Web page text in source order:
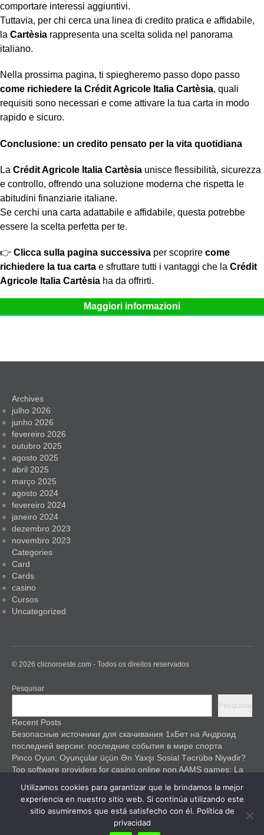
comportare interessi aggiuntivi.
Tuttavia, per chi cerca una linea di credito pratica e affidabile,
la Cartèsia rappresenta una scelta solida nel panorama
italiano.
Nella prossima pagina, ti spiegheremo passo dopo passo
come richiedere la Crédit Agricole Italia Cartèsia, quali
requisiti sono necessari e come attivare la tua carta in modo
rapido e sicuro.
Conclusione: un credito pensato per la vita quotidiana
La Crédit Agricole Italia Cartèsia unisce flessibilità, sicurezza
e controllo, offrendo una soluzione moderna che rispetta le
abitudini finanziarie italiane.
Se cerchi una carta adattabile e affidabile, questa potrebbe
essere la scelta perfetta per te.
👉 Clicca sulla pagina successiva per scoprire come
richiedere la tua carta e sfruttare tutti i vantaggi che la Crédit
Agricole Italia Cartèsia ha da offrirti.
Maggiori informazioni
Archives
julho 2026
junho 2026
fevereiro 2026
outubro 2025
agosto 2025
abril 2025
março 2025
agosto 2024
fevereiro 2024
janeiro 2024
dezembro 2023
novembro 2023
Categories
Card
Cards
casino
Cursos
Uncategorized
© 2026 clicnoroeste.com - Todos os direitos reservados
Pesquisar
Pesquisar
Recent Posts
Безопасные источники для скачивания 1хБет на Андроид
последней версии: последние события в мире спорта
Pinco Oyun: Oyunçular üçün Ən Yaxşı Sosial Təcrübə Niyədir?
Top software providers for casino online non AAMS games: La
Pinco Casino: A Safe Haven for Gamblers
Pinco Guncel ilə Digər Ağıllı Evlər Texnologiyalarını Müqaysə
Utilizamos cookies para garantizar que le brindamos la mejor
experiencia en nuestro sitio web. Si continúa utilizando este
sitio asumiremos que está satisfecho con él. Política de
privacidad